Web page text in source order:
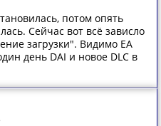
потом опять
Сейчас вот всё зависло
загрузки". Видимо EA
день DAI и новое DLC в